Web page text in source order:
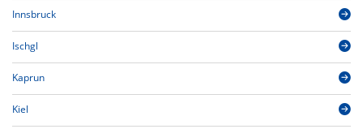
Innsbruck
Ischgl
Kaprun
Kiel